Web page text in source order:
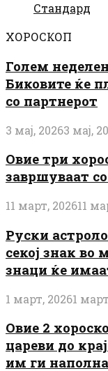
Стандард
ХОРОСКОП
Голем
Биковите ќе
со партнерот
3 мај, 20263 мај,
Овие три
завршуваат
11 март, 202611
Руски
секој знак во
знаци ќе
1 март, 20261
Овие 2
цареви до
им ги